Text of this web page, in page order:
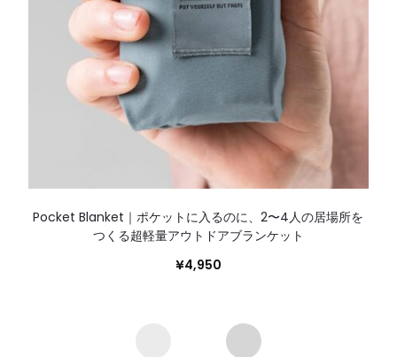
Pocket Blanket｜ポケットに入るのに、2〜4人の居場所を
つくる超軽量アウトドアブランケット
¥4,950